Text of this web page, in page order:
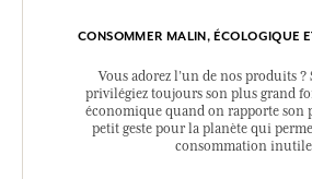
CONSOMMER MALIN, ÉCOLOGIQUE
Vous adorez l’un de nos produits ?
privilégiez toujours son plus grand
économique quand on rapporte son
petit geste pour la planète qui
consommation